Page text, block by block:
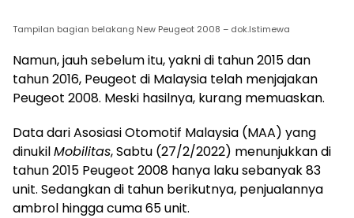
Tampilan bagian belakang New Peugeot 2008 – dok.Istimewa
Namun, jauh sebelum itu, yakni di tahun 2015 dan
tahun 2016, Peugeot di Malaysia telah menjajakan
Peugeot 2008. Meski hasilnya, kurang memuaskan.
Data dari Asosiasi Otomotif Malaysia (MAA) yang
dinukilMobilitas, Sabtu (27/2/2022) menunjukkan di
tahun 2015 Peugeot 2008 hanya laku sebanyak 83
unit. Sedangkan di tahun berikutnya, penjualannya
ambrol hingga cuma 65 unit.